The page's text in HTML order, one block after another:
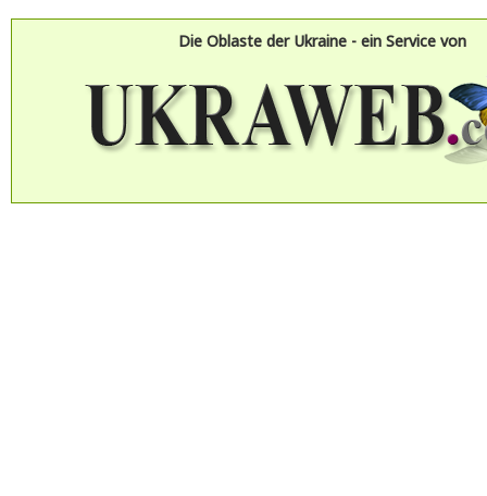
Die Oblaste der Ukraine - ein Service von